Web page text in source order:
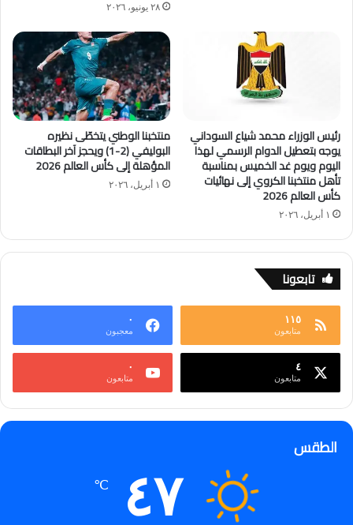
٢٨ يونيو، ٢٠٢٦
رئيس الوزراء محمد شياع السوداني
يوجه بتعطيل الدوام الرسمي لهذا
اليوم ويوم غد الخميس بمناسبة
تأهل منتخبنا الكروي إلى نهائيات
كأس العالم 2026
١ أبريل، ٢٠٢٦
منتخبنا الوطني يتخطّى نظيره
البوليفي (2-1) ويحجز آخر البطاقات
المؤهلة إلى كأس العالم 2026
١ أبريل، ٢٠٢٦
تابعونا
١١٥
متابعون
٠
معجبون
٤
متابعون
٠
متابعون
الطقس
٤٧ ℃